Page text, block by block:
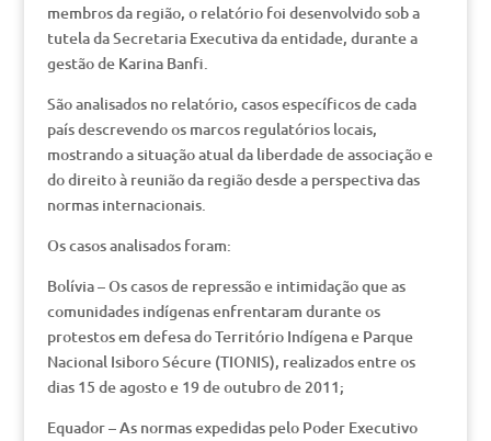
membros da região, o relatório foi desenvolvido sob a
tutela da Secretaria Executiva da entidade, durante a
gestão de Karina Banfi.
São analisados no relatório, casos específicos de cada
país descrevendo os marcos regulatórios locais,
mostrando a situação atual da liberdade de associação e
do direito à reunião da região desde a perspectiva das
normas internacionais.
Os casos analisados foram:
Bolívia – Os casos de repressão e intimidação que as
comunidades indígenas enfrentaram durante os
protestos em defesa do Território Indígena e Parque
Nacional Isiboro Sécure (TIONIS), realizados entre os
dias 15 de agosto e 19 de outubro de 2011;
Equador – As normas expedidas pelo Poder Executivo